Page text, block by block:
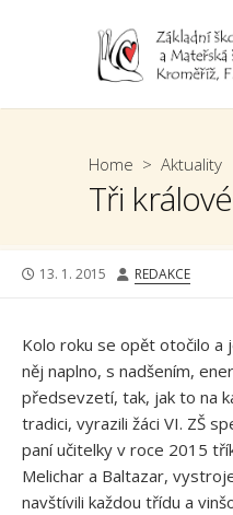
Home > Aktuality
Tři králové
PUBLISHED
13. 1. 2015 AUTHOR
REDAKCE
Kolo roku se opět otočilo a
něj naplno, s nadšením,
předsevzetí, tak, jak to na
tradici, vyrazili žáci VI. ZŠ
paní učitelky v roce 2015
Melichar a Baltazar,
navštívili každou třídu a